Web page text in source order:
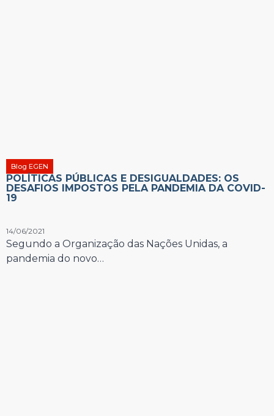
Blog EGEN
POLÍTICAS PÚBLICAS E DESIGUALDADES: OS
DESAFIOS IMPOSTOS PELA PANDEMIA DA COVID-
19
14/06/2021
Segundo a Organização das Nações Unidas, a
pandemia do novo…